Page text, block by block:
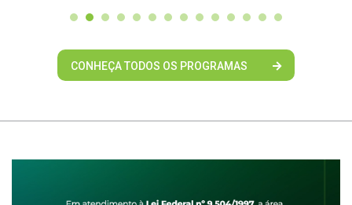
CONHEÇA TODOS OS PROGRAMAS